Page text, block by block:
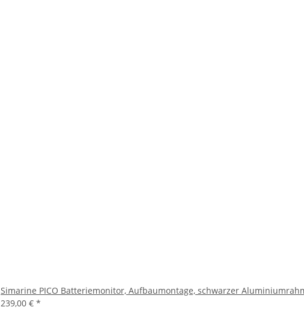
Simarine PICO Batteriemonitor, Aufbaumontage, schwarzer
239,00 € *